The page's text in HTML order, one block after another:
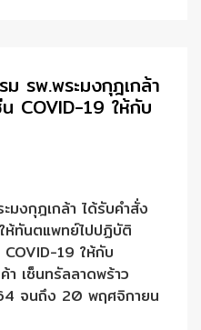
รพ.พระมงกุฎเกล้า
COVID-19 ให้กับ
งกุฎเกล้า ได้รับคำสั่ง
ห้ทันตแพทย์ไปปฏิบัติ
19 ให้กับ
เซ็นทรัลลาดพร้าว
จนถึง 20 พฤศจิกายน